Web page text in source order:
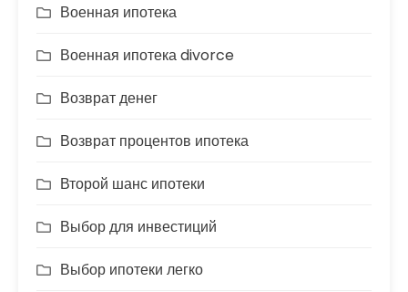
Военная ипотека
Военная ипотека divorce
Возврат денег
Возврат процентов ипотека
Второй шанс ипотеки
Выбор для инвестиций
Выбор ипотеки легко